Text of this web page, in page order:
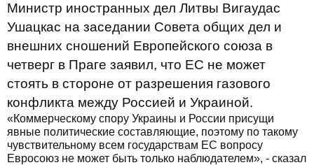
Министр иностранных дел Литвы Вигаудас
Ушацкас на заседании Совета общих дел и
внешних сношений Европейского союза в
четверг в Праге заявил, что ЕС не может
стоять в стороне от разрешения газового
конфликта между Россией и Украиной.
«Коммерческому спору Украины и России присущи
явные политические составляющие, поэтому по такому
чувствительному всем государствам ЕС вопросу
Евросоюз не может быть только наблюдателем», - сказал